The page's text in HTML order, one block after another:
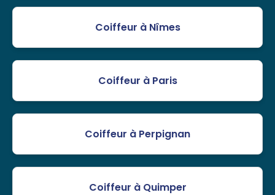
Coiffeur à Nîmes
Coiffeur à Paris
Coiffeur à Perpignan
Coiffeur à Quimper